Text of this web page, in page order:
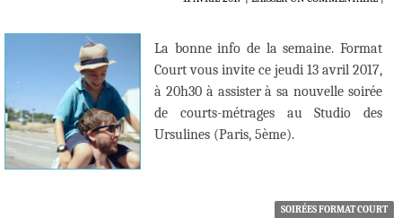
La bonne info de la semaine. Format
Court vous invite ce jeudi 13 avril 2017,
à 20h30 à assister à sa nouvelle soirée
de courts-métrages au Studio des
Ursulines (Paris, 5ème).
SOIRÉES FORMAT COURT